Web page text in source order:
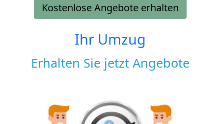
Kostenlose Angebote erhalten
Ihr Umzug
Erhalten Sie jetzt Angebote